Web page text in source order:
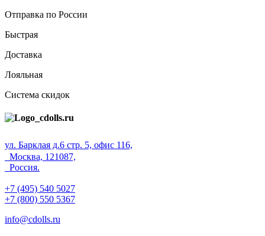
Отправка по России
Быстрая
Доставка
Лояльная
Система скидок
ул. Барклая д.6 стр. 5, офис 116,
Москва, 121087,
Россия.
+7 (495) 540 5027
+7 (800) 550 5367
info@cdolls.ru